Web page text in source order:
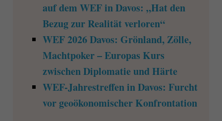
auf dem WEF in Davos: „Hat den
Bezug zur Realität verloren“
WEF 2026 Davos: Grönland, Zölle,
Machtpoker – Europas Kurs
zwischen Diplomatie und Härte
WEF-Jahrestreffen in Davos: Furcht
vor geoökonomischer Konfrontation